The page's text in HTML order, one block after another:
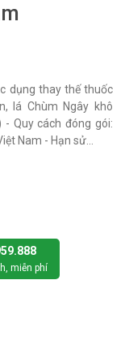
dụng thay thế thuốc
lá Chùm Ngây khô
Quy cách đóng gói:
Nam - Hạn sử...
miễn phí